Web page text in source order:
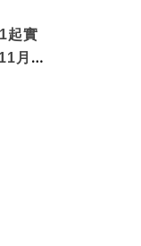
起實
月